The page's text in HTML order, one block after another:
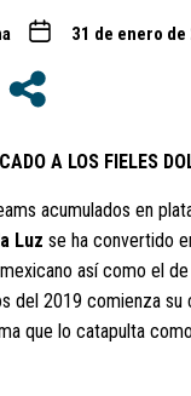
31 de enero de
A LOS FIELES
acumulados en
Luz se ha convertido
así como el
del 2019 comienza su
que lo catapulta